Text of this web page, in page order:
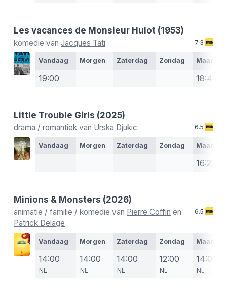
Les vacances de Monsieur Hulot (1953)
komedie van Jacques Tati 7.3
Vandaag Morgen Zaterdag Zondag Maandag
19:00 18:45
Little Trouble Girls (2025)
drama / romantiek van Urska Djukic 6.5
Vandaag Morgen Zaterdag Zondag Maandag
16:20
Minions & Monsters (2026)
animatie / familie / komedie van Pierre Coffin en
Patrick Delage
6.5
Vandaag Morgen Zaterdag Zondag Maandag
14:00
NL
14:00
NL
14:00
NL
12:00
NL
14:00
NL